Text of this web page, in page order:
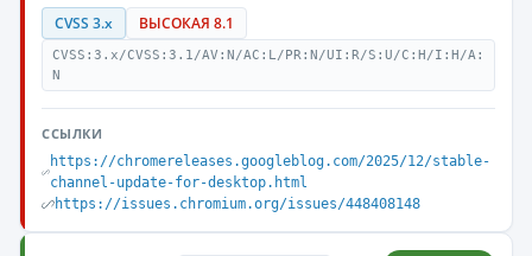
CVSS 3.x ВЫСОКАЯ 8.1
CVSS:3.x/CVSS:3.1/AV:N/AC:L/PR:N/UI:R/S:U/C:H/I:H/A:
N
ССЫЛКИ
https://chromereleases.googleblog.com/2025/12/stable-
channel-update-for-desktop.html
https://issues.chromium.org/issues/448408148